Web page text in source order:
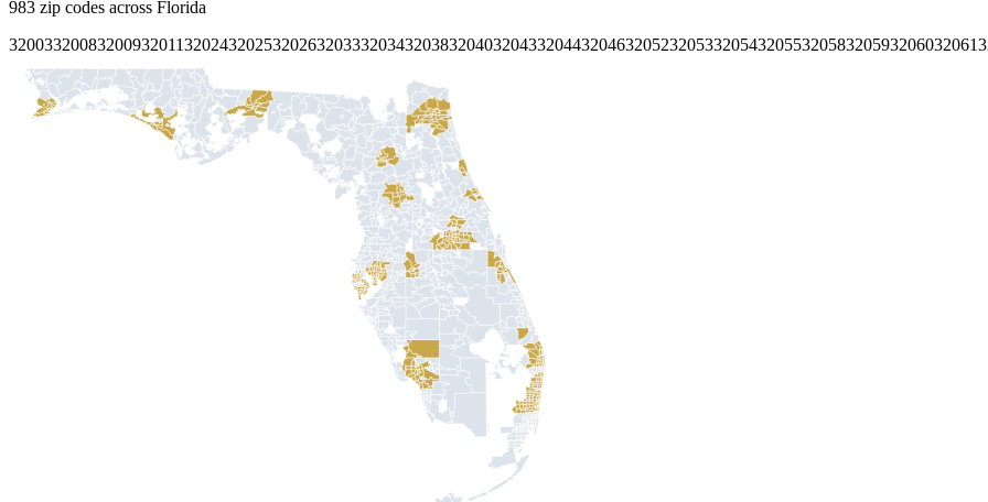
983 zip codes across Florida
32003320083200932011320243202532026320333203432038320403204332044320463205232053320543205532058320593206032061